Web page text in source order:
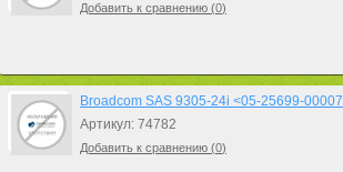
Добавить к сравнению (0)
Broadcom SAS 9305-24i <05-25699-
Артикул: 74782
Добавить к сравнению (0)